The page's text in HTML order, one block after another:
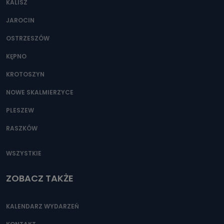
Można to zrobić pod numerem telefonu 62 735-51-05 lub
KALISZ
JAROCIN
OSTRZESZÓW
KĘPNO
KROTOSZYN
NOWE SKALMIERZYCE
PLESZEW
RASZKÓW
WSZYSTKIE
ZOBACZ TAKŻE
KALENDARZ WYDARZEŃ